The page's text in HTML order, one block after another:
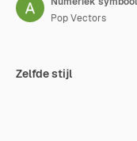
Pop Vectors
Zelfde stijl